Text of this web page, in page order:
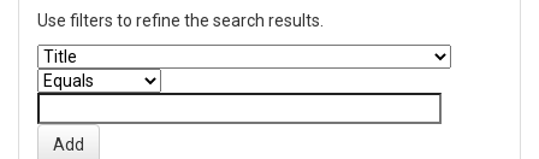
Use filters to refine the search results.